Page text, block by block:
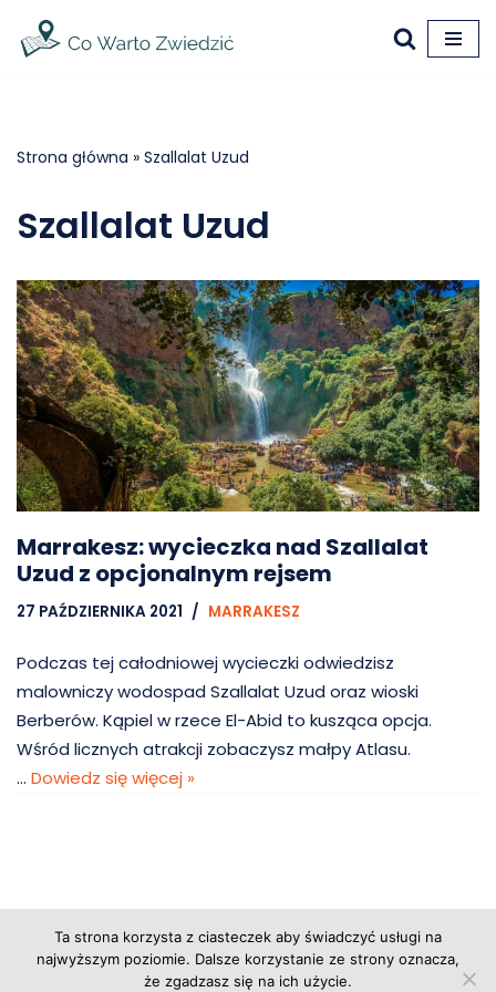
Przejdź
Strona główna » Szallalat Uzud
Szallalat Uzud
Marrakesz: wycieczka nad Szallalat
Uzud z opcjonalnym rejsem
27 PAŹDZIERNIKA 2021 MARRAKESZ
Podczas tej całodniowej wycieczki odwiedzisz
malowniczy wodospad Szallalat Uzud oraz wioski
Berberów. Kąpiel w rzece El-Abid to kusząca opcja.
Wśród licznych atrakcji zobaczysz małpy Atlasu.
… Dowiedz się więcej »
Copyright © 2026 Grupa Probiz, CoWartoZwiedzic.pl
Ta strona korzysta z ciasteczek aby świadczyć usługi na
najwyższym poziomie. Dalsze korzystanie ze strony oznacza,
że zgadzasz się na ich użycie.